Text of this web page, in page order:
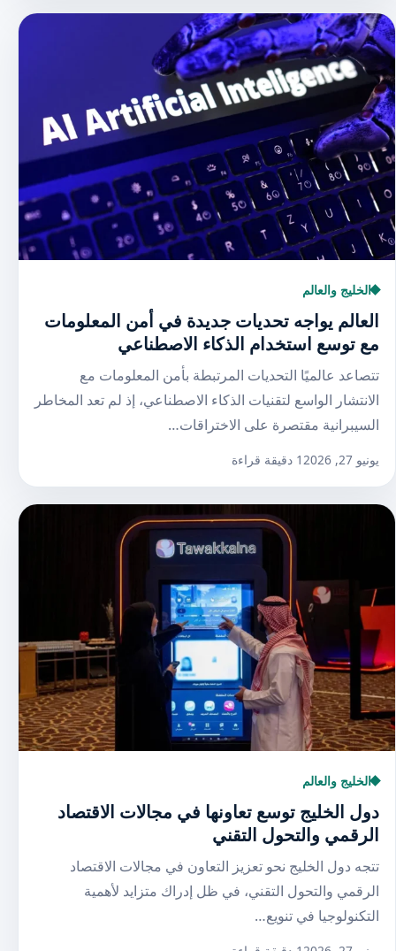
الخليج والعالم
العالم يواجه تحديات جديدة في أمن المعلومات
مع توسع استخدام الذكاء الاصطناعي
تتصاعد عالميًا التحديات المرتبطة بأمن المعلومات مع
الانتشار الواسع لتقنيات الذكاء الاصطناعي، إذ لم تعد المخاطر
السيبرانية مقتصرة على الاختراقات…
يونيو 27, 2026 1 دقيقة قراءة
الخليج والعالم
دول الخليج توسع تعاونها في مجالات الاقتصاد
الرقمي والتحول التقني
تتجه دول الخليج نحو تعزيز التعاون في مجالات الاقتصاد
الرقمي والتحول التقني، في ظل إدراك متزايد لأهمية
التكنولوجيا في تنويع…